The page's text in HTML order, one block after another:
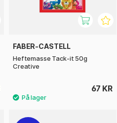
FABER-CASTELL
Heftemasse Tack-it 50g
Creative
67 KR